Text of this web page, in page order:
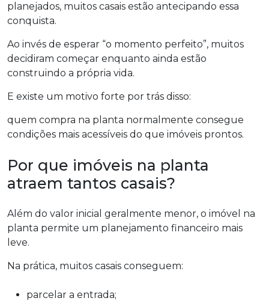
planejados, muitos casais estão antecipando essa
conquista.
Ao invés de esperar “o momento perfeito”, muitos
decidiram começar enquanto ainda estão
construindo a própria vida.
E existe um motivo forte por trás disso:
quem compra na planta normalmente consegue
condições mais acessíveis do que imóveis prontos.
Por que imóveis na planta
atraem tantos casais?
Além do valor inicial geralmente menor, o imóvel na
planta permite um planejamento financeiro mais
leve.
Na prática, muitos casais conseguem:
parcelar a entrada;